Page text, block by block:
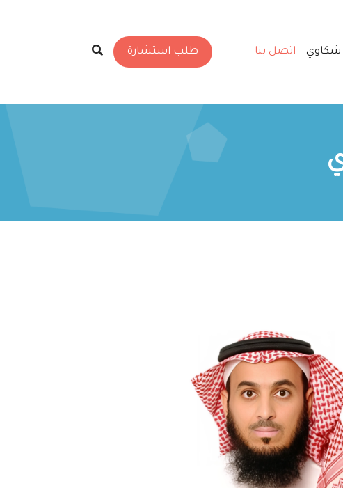
شكاوي اتصل بنا طلب استشارة